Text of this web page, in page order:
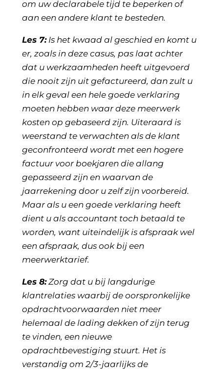
om uw declarabele tijd te beperken of
aan een andere klant te besteden.
Les 7:Is het kwaad al geschied en komt u
er, zoals in deze casus, pas laat achter
dat u werkzaamheden heeft uitgevoerd
die nooit zijn uit gefactureerd, dan zult u
in elk geval een hele goede verklaring
moeten hebben waar deze meerwerk
kosten op gebaseerd zijn. Uiteraard is
weerstand te verwachten als de klant
geconfronteerd wordt met een hogere
factuur voor boekjaren die allang
gepasseerd zijn en waarvan de
jaarrekening door u zelf zijn voorbereid.
Maar als u een goede verklaring heeft
dient u als accountant toch betaald te
worden, want uiteindelijk is afspraak wel
een afspraak, dus ook bij een
meerwerktarief.
Les 8:Zorg dat u bij langdurige
klantrelaties waarbij de oorspronkelijke
opdrachtvoorwaarden niet meer
helemaal de lading dekken of zijn terug
te vinden, een nieuwe
opdrachtbevestiging stuurt. Het is
verstandig om 2/3-jaarlijks de